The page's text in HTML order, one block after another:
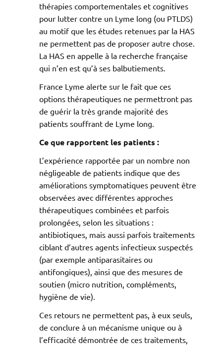
thérapies comportementales et cognitives
pour lutter contre un Lyme long (ou PTLDS)
au motif que les études retenues par la HAS
ne permettent pas de proposer autre chose.
La HAS en appelle à la recherche française
qui n’en est qu’à ses balbutiements.
France Lyme alerte sur le fait que ces
options thérapeutiques ne permettront pas
de guérir la très grande majorité des
patients souffrant de Lyme long.
Ce que rapportent les patients :
L’expérience rapportée par un nombre non
négligeable de patients indique que des
améliorations symptomatiques peuvent être
observées avec différentes approches
thérapeutiques combinées et parfois
prolongées, selon les situations :
antibiotiques, mais aussi parfois traitements
ciblant d’autres agents infectieux suspectés
(par exemple antiparasitaires ou
antifongiques), ainsi que des mesures de
soutien (micro nutrition, compléments,
hygiène de vie).
Ces retours ne permettent pas, à eux seuls,
de conclure à un mécanisme unique ou à
l’efficacité démontrée de ces traitements,